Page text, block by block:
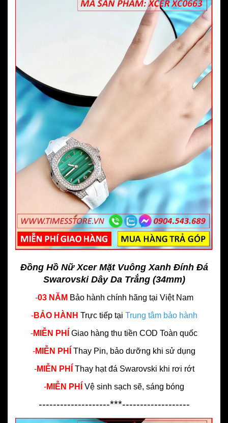
Đồng Hồ Nữ Xcer Mặt Vuông Xanh Đính Đá
Swarovski Dây Da Trắng (34mm)
-03 NĂM Bảo hành chính hãng tại Việt Nam
-BẢO HÀNH Trực tiếp tại Trung tâm bảo hành
-MIỄN PHÍ Giao hàng thu tiền COD Toàn quốc
-MIỄN PHÍ Thay Pin, bảo dưỡng khi sử dụng
-MIỄN PHÍ Thay hạt đá Swarovski khi rơi rớt
-MIỄN PHÍ Vệ sinh sạch sẽ, sáng bóng
--------------------***-------------------